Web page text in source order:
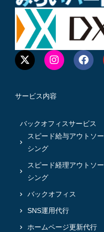
サービス内容
バックオフィスサービス
スピード給与アウトソー
シング
スピード経理アウトソー
シング
バックオフィス
SNS運用代行
ホームページ更新代行